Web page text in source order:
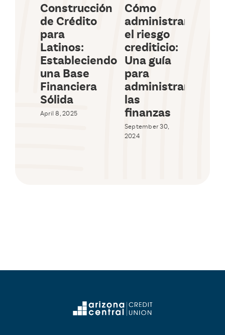
Construcción
de Crédito
para
Latinos:
Estableciendo
una Base
Financiera
Sólida
April 8, 2025
Cómo
administrar
el riesgo
crediticio:
Una guía
para
administrar
las
finanzas
September 30,
2024